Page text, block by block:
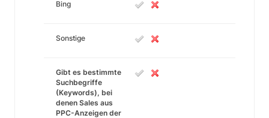
Bing
Sonstige
Gibt es bestimmte
Suchbegriffe
(Keywords), bei
denen Sales aus
PPC-Anzeigen der